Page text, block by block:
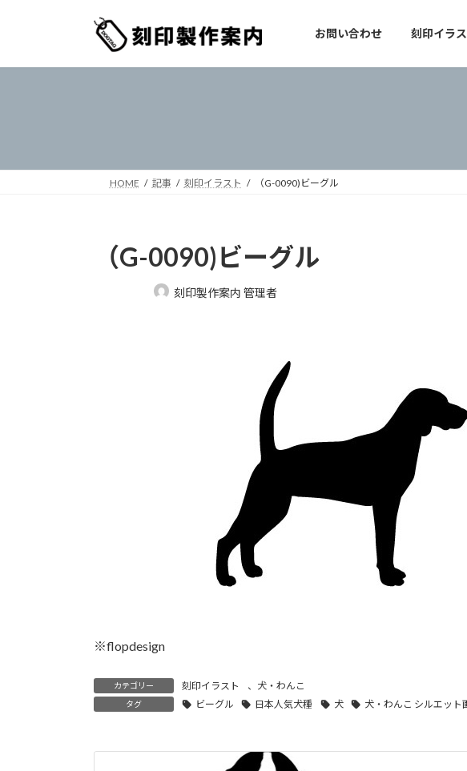
ン
ー
お問い合わせ 刻印イラ
HOME 記事 刻印イラスト （G-0090)ビーグル
（G-0090)ビーグル
最
刻印製作案内 管理者
※flopdesign
カテゴリー 刻印イラスト 、 犬・わんこ
タグ ビーグル 日本人気犬種 犬 犬・わんこ シルエット